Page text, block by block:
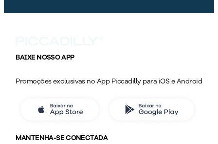
BAIXE NOSSO APP
Promoções exclusivas no App Piccadilly para iOS e Android
MANTENHA-SE CONECTADA